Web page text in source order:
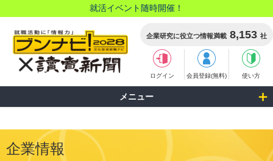
就活イベント随時開催！
企業研究に役立つ情報満載 8,153 社
ログイン 会員登録(無料) 使い方
メニュー
企業情報